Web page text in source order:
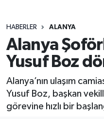
HABERLER ALANYA
Alanya
Yusuf Boz
Alanya’nın ulaşım
Yusuf Boz, başkan
görevine hızlı bir
Siyaset
Spor
Ekonomi
Süper Lig Puan
Tüm Manşetler
Haber Arşivi